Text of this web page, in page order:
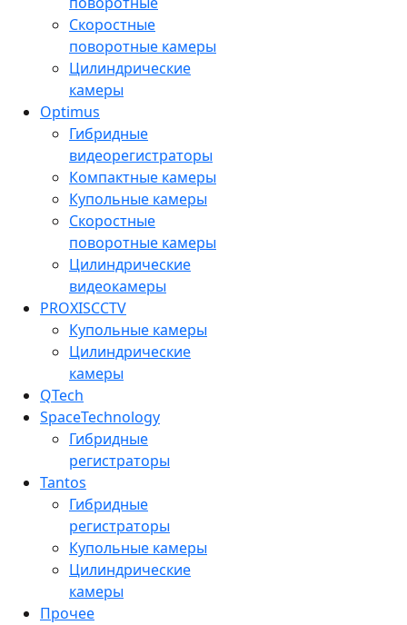
Скоростные
поворотные камеры
Цилиндрические
камеры
Optimus
Гибридные
видеорегистраторы
Компактные камеры
Купольные камеры
Скоростные
поворотные камеры
Цилиндрические
видеокамеры
PROXISCCTV
Купольные камеры
Цилиндрические
камеры
QTech
SpaceTechnology
Гибридные
регистраторы
Tantos
Гибридные
регистраторы
Купольные камеры
Цилиндрические
камеры
Прочее